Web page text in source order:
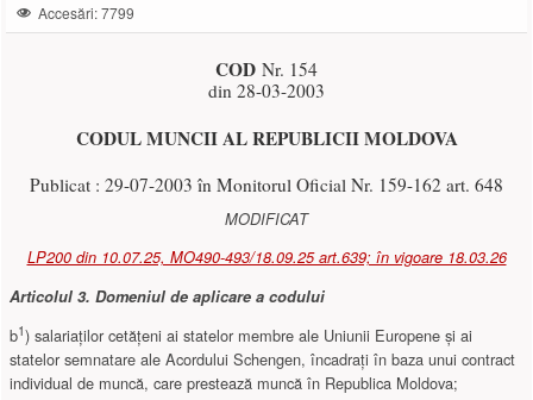
Accesări: 7799
COD Nr. 154
din 28-03-2003
CODUL MUNCII AL REPUBLICII MOLDOVA
Publicat : 29-07-2003 în Monitorul Oficial Nr. 159-162 art. 648
MODIFICAT
LP200 din 10.07.25, MO490-493/18.09.25 art.639; în vigoare 18.03.26
Articolul 3. Domeniul de aplicare a codului
b1) salariaților cetățeni ai statelor membre ale Uniunii Europene și ai
statelor semnatare ale Acordului Schengen, încadrați în baza unui contract
individual de muncă, care prestează muncă în Republica Moldova;